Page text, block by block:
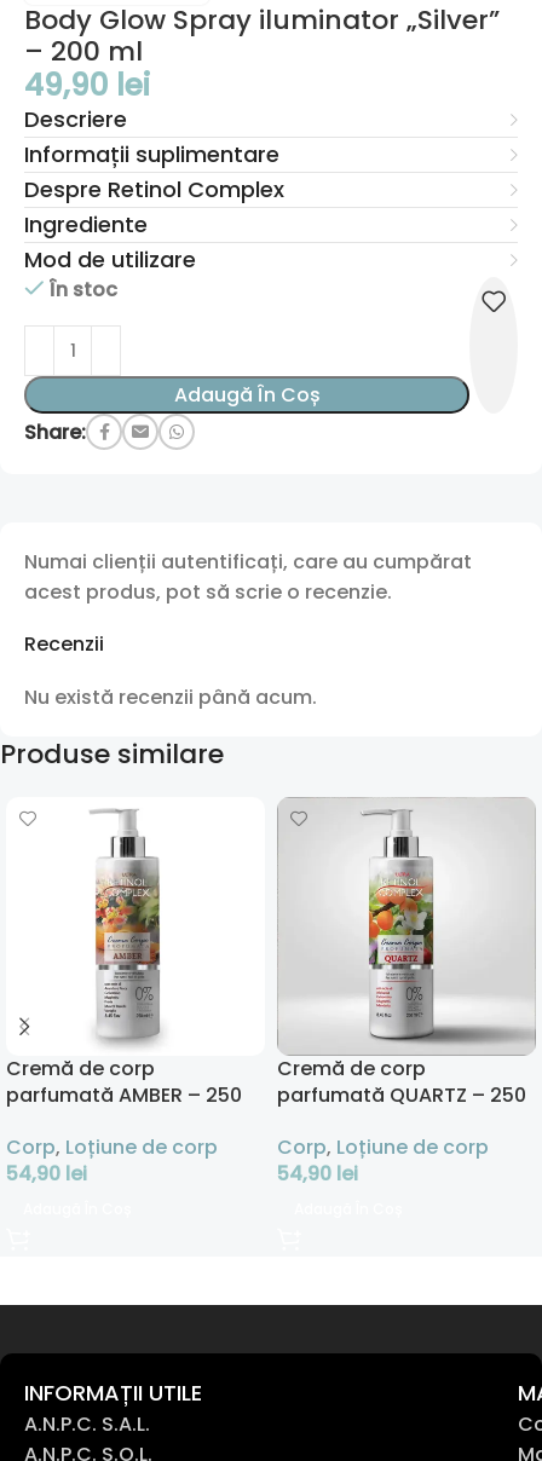
Body Glow Spray iluminator „Silver”
– 200 ml
49,90 lei
Descriere
Informații suplimentare
Despre Retinol Complex
Ingrediente
Mod de utilizare
În stoc
Adaugă În Coș
Share:
Recenzii
Nu există recenzii până acum.
Numai clienții autentificați, care au cumpărat
acest produs, pot să scrie o recenzie.
Produse similare
Cremă de corp
parfumată AMBER – 250
Corp, Loțiune de corp
54,90 lei
Cremă de corp
parfumată QUARTZ – 250
Corp, Loțiune de corp
54,90 lei
INFORMAȚII UTILE
A.N.P.C. S.A.L.
A.N.P.C. S.O.L.